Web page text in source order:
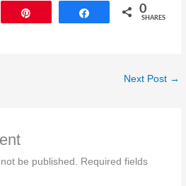
Share 0
SHARES
Next Post →
be published. Required fields